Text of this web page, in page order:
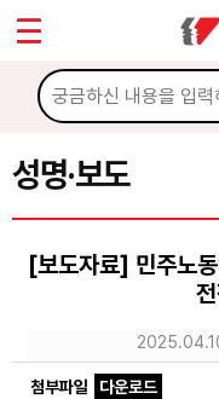
성명·보도
[보도자료] 민주노
첨부파일
다운로드
마이페이지
소개
소식
공지사항
성명·보도
노동상담